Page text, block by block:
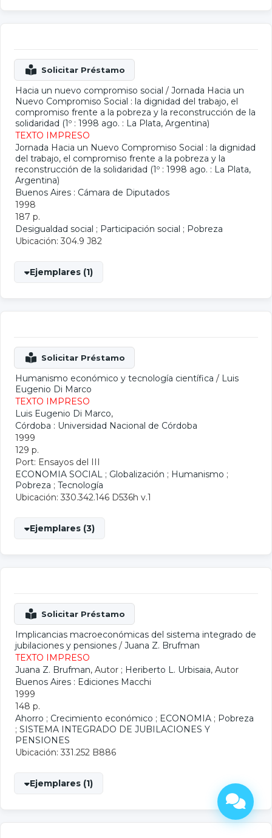
Hacia un nuevo compromiso social / Jornada Hacia un
Nuevo Compromiso Social : la dignidad del trabajo, el
compromiso frente a la pobreza y la reconstrucción de la
solidaridad (1º : 1998 ago. : La Plata, Argentina)
TEXTO IMPRESO
Jornada Hacia un Nuevo Compromiso Social : la dignidad
del trabajo, el compromiso frente a la pobreza y la
reconstrucción de la solidaridad (1º : 1998 ago. : La Plata,
Argentina)
Buenos Aires : Cámara de Diputados
1998
187 p.
Desigualdad social ; Participación social ; Pobreza
Ubicación: 304.9 J82
Ejemplares (1)
Humanismo económico y tecnología científica / Luis
Eugenio Di Marco
TEXTO IMPRESO
Luis Eugenio Di Marco,
Córdoba : Universidad Nacional de Córdoba
1999
129 p.
Port: Ensayos del III
ECONOMIA SOCIAL ; Globalización ; Humanismo ;
Pobreza ; Tecnología
Ubicación: 330.342.146 D536h v.1
Ejemplares (3)
Implicancias macroeconómicas del sistema integrado de
jubilaciones y pensiones / Juana Z. Brufman
TEXTO IMPRESO
Juana Z. Brufman, Autor ; Heriberto L. Urbisaia, Autor
Buenos Aires : Ediciones Macchi
1999
148 p.
Ahorro ; Crecimiento económico ; ECONOMIA ; Pobreza
; SISTEMA INTEGRADO DE JUBILACIONES Y
PENSIONES
Ubicación: 331.252 B886
Ejemplares (1)